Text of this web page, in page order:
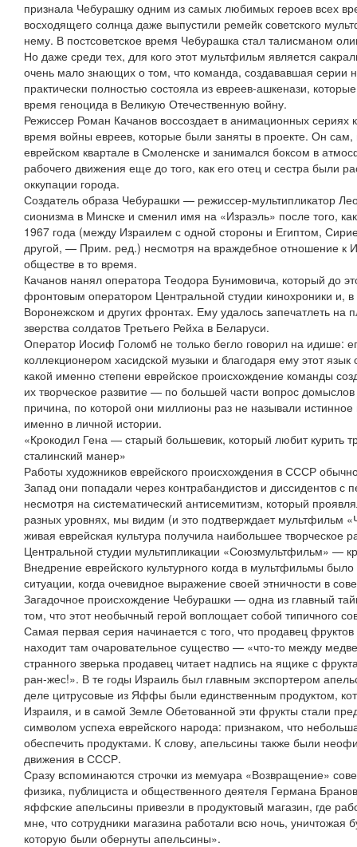
признала Чебурашку одним из самых любимых героев всех
восходящего солнца даже выпустили ремейк советского
нему. В постсоветское время Чебурашка стал талисманом
Но даже среди тех, для кого этот мультфильм является
очень мало знающих о том, что команда, создававшая серии
практически полностью состояла из евреев-ашкенази,
время геноцида в Великую Отечественную войну.
Режиссер Роман Качанов воссоздает в анимационных сериях
время войны евреев, которые были заняты в проекте. Он
еврейском квартале в Смоленске и занимался боксом в
рабочего движения еще до того, как его отец и сестра были
оккупации города.
Создатель образа Чебурашки — режиссер-мультипликатор
сионизма в Минске и сменил имя на «Израэль» после того,
1967 года (между Израилем с одной стороны и Египтом,
другой, — Прим. ред.) несмотря на враждебное отношение к
обществе в то время.
Качанов нанял оператора Теодора Бунимовича, который до
фронтовым оператором Центральной студии кинохроники и,
Воронежском и других фронтах. Ему удалось запечатлеть на
зверства солдатов Третьего Рейха в Беларуси.
Оператор Иосиф Голомб не только бегло говорил на идише:
коллекционером хасидской музыки и благодаря ему этот
какой именно степени еврейское происхождение команды
их творческое развитие — по большей части вопрос
причина, по которой они миллионы раз не называли
именно в личной истории.
«Крокодил Гена — старый большевик, который любит курить
сталинский манер»
Работы художников еврейского происхождения в СССР
Запад они попадали через контрабандистов и диссидентов
несмотря на систематический антисемитизм, который
разных уровнях, мы видим (и это подтверждает мультфильм
живая еврейская культура получила наибольшее
Центральной студии мультипликации «Союзмультфильм» —
Внедрение еврейского культурного когда в мультфильмы
ситуации, когда очевидное выражение своей этничности в
Загадочное происхождение Чебурашки — одна из главный
том, что этот необычный герой воплощает собой типичного
Самая первая серия начинается с того, что продавец
находит там очаровательное существо — «что-то между
странного зверька продавец читает надпись на ящике с
ран-жес!». В те годы Израиль был главным экспортером
деле цитрусовые из Яффы были единственным продуктом,
Израиля, и в самой Земле Обетованной эти фрукты стали
символом успеха еврейского народа: признаком, что
обеспечить продуктами. К слову, апельсины также были
движения в СССР.
Сразу вспоминаются строчки из мемуара «Возвращение»
физика, публициста и общественного деятеля Германа
яффские апельсины привезли в продуктовый магазин, где
мне, что сотрудники магазина работали всю ночь, уничтожая
которую были обернуты апельсины».